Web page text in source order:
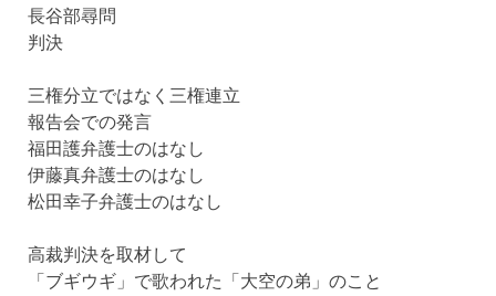
長谷部尋問
判決
三権分立ではなく三権連立
報告会での発言
福田護弁護士のはなし
伊藤真弁護士のはなし
松田幸子弁護士のはなし
高裁判決を取材して
「ブギウギ」で歌われた「大空の弟」のこと